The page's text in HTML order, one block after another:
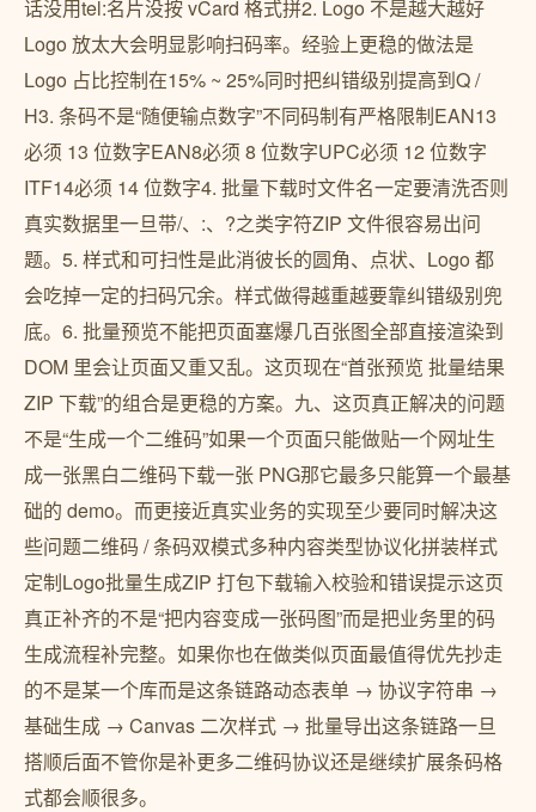
话没用tel:名片没按 vCard 格式拼2. Logo 不是越大越好
Logo 放太大会明显影响扫码率。经验上更稳的做法是
Logo 占比控制在15% ~ 25%同时把纠错级别提高到Q /
H3. 条码不是“随便输点数字”不同码制有严格限制EAN13
必须 13 位数字EAN8必须 8 位数字UPC必须 12 位数字
ITF14必须 14 位数字4. 批量下载时文件名一定要清洗否则
真实数据里一旦带/、:、?之类字符ZIP 文件很容易出问
题。5. 样式和可扫性是此消彼长的圆角、点状、Logo 都
会吃掉一定的扫码冗余。样式做得越重越要靠纠错级别兜
底。6. 批量预览不能把页面塞爆几百张图全部直接渲染到
DOM 里会让页面又重又乱。这页现在“首张预览 批量结果
ZIP 下载”的组合是更稳的方案。九、这页真正解决的问题
不是“生成一个二维码”如果一个页面只能做贴一个网址生
成一张黑白二维码下载一张 PNG那它最多只能算一个最基
础的 demo。而更接近真实业务的实现至少要同时解决这
些问题二维码 / 条码双模式多种内容类型协议化拼装样式
定制Logo批量生成ZIP 打包下载输入校验和错误提示这页
真正补齐的不是“把内容变成一张码图”而是把业务里的码
生成流程补完整。如果你也在做类似页面最值得优先抄走
的不是某一个库而是这条链路动态表单 → 协议字符串 →
基础生成 → Canvas 二次样式 → 批量导出这条链路一旦
搭顺后面不管你是补更多二维码协议还是继续扩展条码格
式都会顺很多。